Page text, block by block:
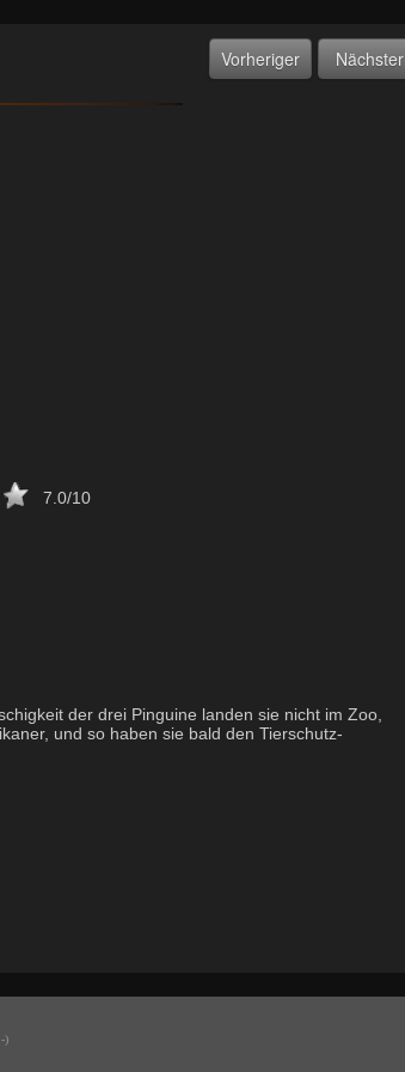
Vorheriger Nächster
7.0/10
der drei Pinguine landen sie nicht im Zoo,
und so haben sie bald den Tierschutz-
)